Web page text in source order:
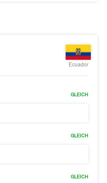
Ecuador
GLEICH
GLEICH
GLEICH